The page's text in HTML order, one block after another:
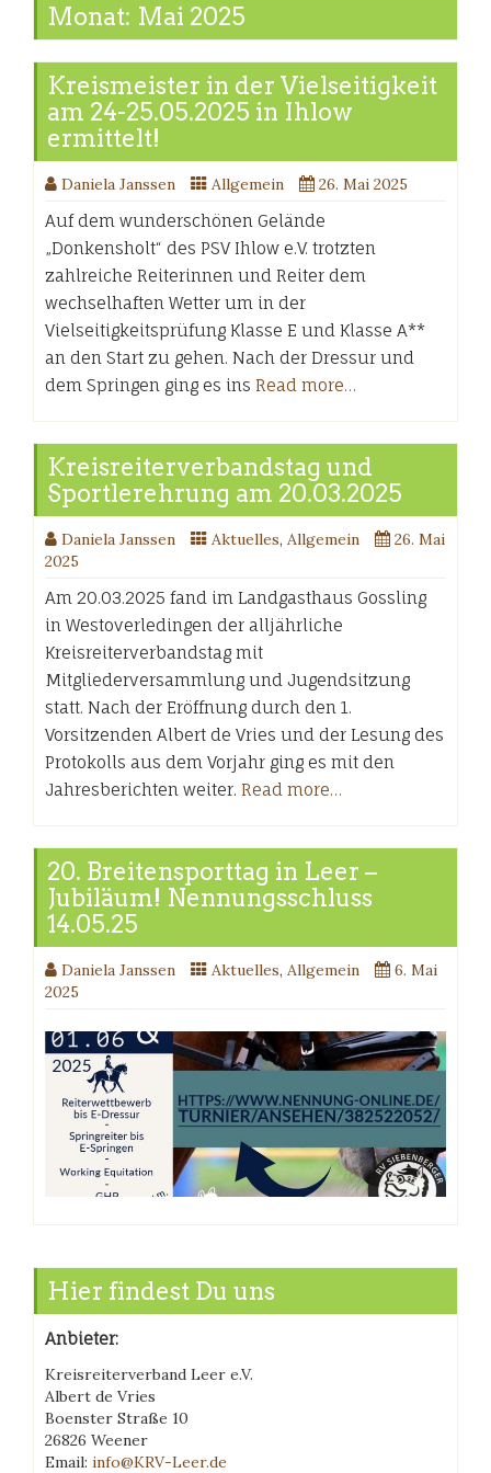
Monat: Mai 2025
Kreismeister in der Vielseitigkeit
am 24-25.05.2025 in Ihlow
ermittelt!
Daniela Janssen Allgemein 26. Mai 2025
Auf dem wunderschönen Gelände
„Donkensholt“ des PSV Ihlow e.V. trotzten
zahlreiche Reiterinnen und Reiter dem
wechselhaften Wetter um in der
Vielseitigkeitsprüfung Klasse E und Klasse A**
an den Start zu gehen. Nach der Dressur und
dem Springen ging es ins Read more…
Kreisreiterverbandstag und
Sportlerehrung am 20.03.2025
Daniela Janssen Aktuelles, Allgemein
26. Mai
2025
Am 20.03.2025 fand im Landgasthaus Gossling
in Westoverledingen der alljährliche
Kreisreiterverbandstag mit
Mitgliederversammlung und Jugendsitzung
statt. Nach der Eröffnung durch den 1.
Vorsitzenden Albert de Vries und der Lesung des
Protokolls aus dem Vorjahr ging es mit den
Jahresberichten weiter. Read more…
20. Breitensporttag in Leer –
Jubiläum! Nennungsschluss
14.05.25
Daniela Janssen Aktuelles, Allgemein
6. Mai
2025
Hier findest Du uns
Anbieter:
Kreisreiterverband Leer e.V.
Albert de Vries
Boenster Straße 10
26826 Weener
Email: info@KRV-Leer.de